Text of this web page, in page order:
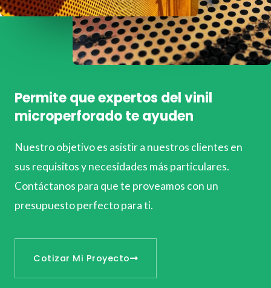
Permite que expertos del vinil
microperforado te ayuden
Nuestro objetivo es asistir a nuestros clientes en
sus requisitos y necesidades más particulares.
Contáctanos para que te proveamos con un
presupuesto perfecto para ti.
Cotizar Mi Proyecto